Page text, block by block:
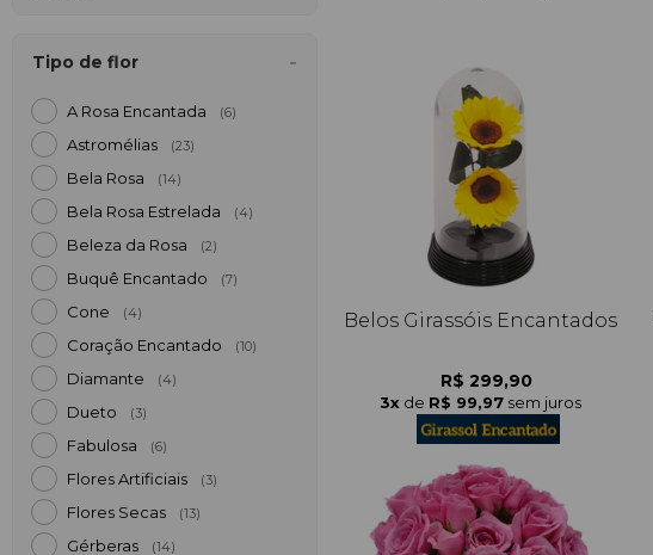
Tipo de flor
A Rosa Encantada (6)
Astromélias (23)
Bela Rosa (14)
Bela Rosa Estrelada (4)
Beleza da Rosa (2)
Buquê Encantado (7)
Cone (4)
Coração Encantado (10)
Diamante (4)
Dueto (3)
Fabulosa (6)
Flores Artificiais (3)
Flores Secas (13)
Gérberas (14)
Belos Girassóis Encantados
R$ 299,90
3x de R$ 99,97 sem juros